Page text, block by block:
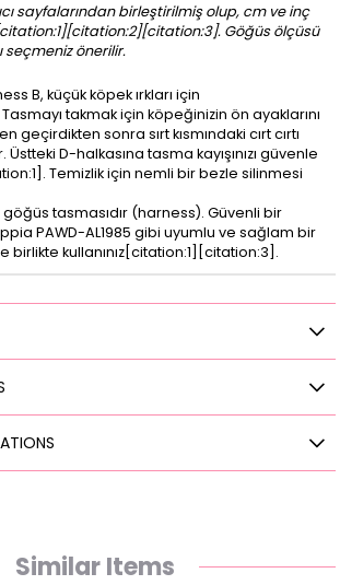
sayfalarından birleştirilmiş olup, cm ve inç
Göğüs ölçüsü
seçmeniz önerilir.
B, küçük köpek ırkları için
takmak için köpeğinizin ön ayaklarını
geçirdikten sonra sırt kısmındaki cırt cırtı
D-halkasına tasma kayışınızı güvenle
Temizlik için nemli bir bezle silinmesi
göğüs tasmasıdır (harness). Güvenli bir
PAWD-AL1985 gibi uyumlu ve sağlam bir
birlikte kullanınız[citation:1][citation:3].
Similar Items